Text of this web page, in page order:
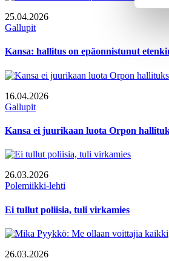
25.04.2026
Gallupit
Kansa: hallitus on epäonnistunut
16.04.2026
Gallupit
Kansa ei juurikaan luota Orpon
26.03.2026
Polemiikki-lehti
Ei tullut poliisia, tuli virkamies
26.03.2026